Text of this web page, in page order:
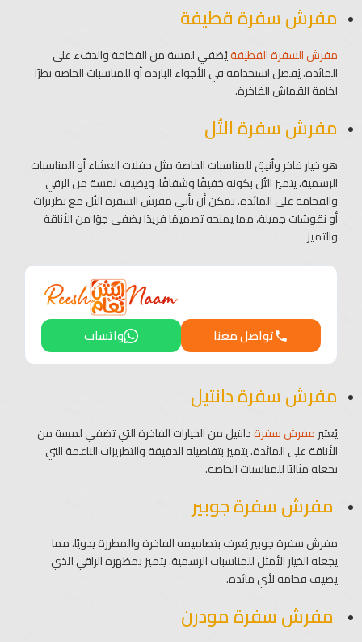
مفرش سفرة قطيفة
مفرش السفرة القطيفةيُضفي لمسة من الفخامة والدفء على
المائدة. يُفضل استخدامه في الأجواء الباردة أو للمناسبات الخاصة نظرًا
لخامة القماش الفاخرة.
مفرش سفرة التُل
هو خيار فاخر وأنيق للمناسبات الخاصة مثل حفلات العشاء أو المناسبات
الرسمية. يتميز التُل بكونه خفيفًا وشفافًا، ويضيف لمسة من الرقي
والفخامة على المائدة. يمكن أن يأتي مفرش السفرة التُل مع تطريزات
أو نقوشات جميلة، مما يمنحه تصميمًا فريدًا يضفي جوًا من الأناقة
والتميز
واتساب تواصل معنا
مفرش سفرة دانتيل
يُعتبرمفرش سفرةدانتيل من الخيارات الفاخرة التي تضفي لمسة من
الأناقة على المائدة. يتميز بتفاصيله الدقيقة والتطريزات الناعمة التي
تجعله مثاليًا للمناسبات الخاصة.
مفرش سفرة جوبير
مفرش سفرة جوبير يُعرف بتصاميمه الفاخرة والمطرزة يدويًا، مما
يجعله الخيار الأمثل للمناسبات الرسمية. يتميز بمظهره الراقي الذي
يضيف فخامة لأي مائدة.
مفرش سفرة مودرن